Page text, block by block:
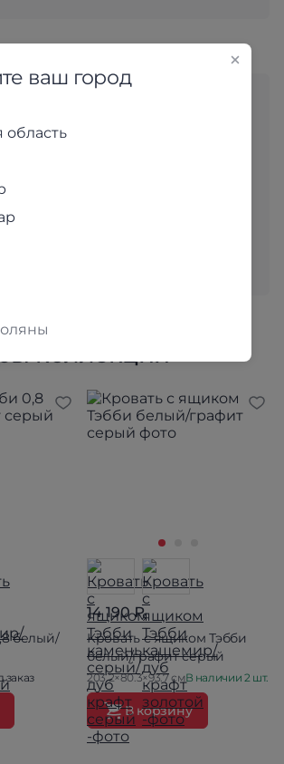
мебель
самые популярные модели.
в качестве наших товаров
коллекции
белый/
заказ
14 190 ₽
Кровать с ящиком Тэбби
белый/графит серый
203.2×80.3×93.7 смВ наличии 2 шт.
В корзину
ваш город
область